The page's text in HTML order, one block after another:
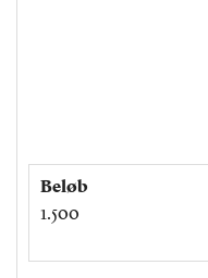
Beløb
1.500